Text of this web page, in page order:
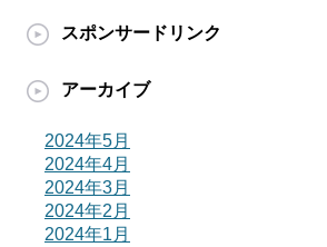
スポンサードリンク
アーカイブ
2024年5月
2024年4月
2024年3月
2024年2月
2024年1月